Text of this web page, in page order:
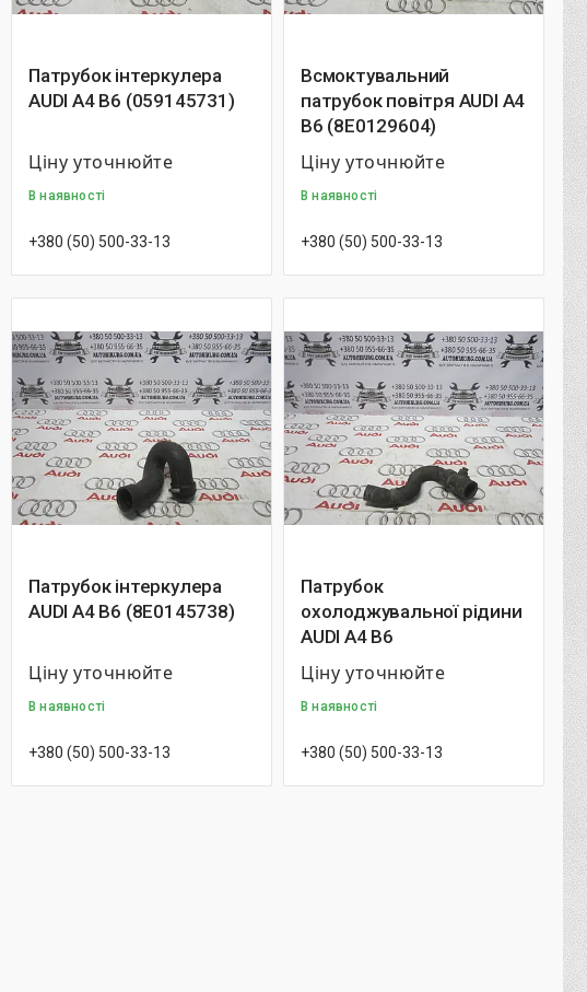
Патрубок інтеркулера
AUDI A4 B6 (059145731)
Ціну уточнюйте
В наявності
+380 (50) 500-33-13
Всмоктувальний
патрубок повітря AUDI A4
B6 (8E0129604)
Ціну уточнюйте
В наявності
+380 (50) 500-33-13
Патрубок інтеркулера
AUDI A4 B6 (8E0145738)
Ціну уточнюйте
В наявності
+380 (50) 500-33-13
Патрубок
охолоджувальної рідини
AUDI A4 B6
Ціну уточнюйте
В наявності
+380 (50) 500-33-13